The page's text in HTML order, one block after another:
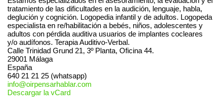
tratamiento de las dificultades en la audición, lenguaje, habla,
deglución y cognición. Logopedia infantil y de adultos. Logopeda
especialista en re/habilitación a bebés, niños, adolescentes y
adultos con pérdida auditiva usuarios de implantes cocleares
y/o audífonos. Terapia Auditivo-Verbal.
Calle Trinidad Grund 21, 3º Planta, Oficina 44.
29001 Málaga
España
640 21 21 25 (whatsapp)
info@oirpensarhablar.com
Descargar la vCard